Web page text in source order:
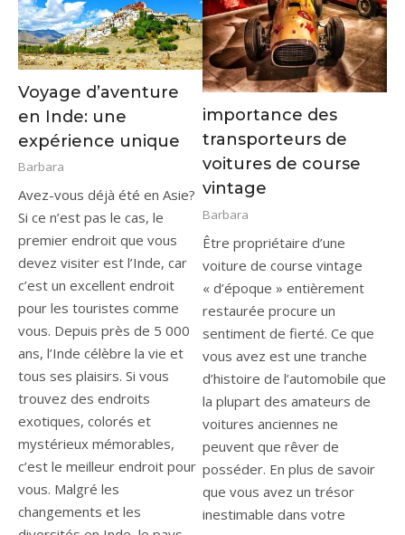
Voyage d’aventure
en Inde: une
expérience unique
Barbara
Avez-vous déjà été en Asie?
Si ce n’est pas le cas, le
premier endroit que vous
devez visiter est l’Inde, car
c’est un excellent endroit
pour les touristes comme
vous. Depuis près de 5 000
ans, l’Inde célèbre la vie et
tous ses plaisirs. Si vous
trouvez des endroits
exotiques, colorés et
mystérieux mémorables,
c’est le meilleur endroit pour
vous. Malgré les
changements et les
importance des
transporteurs de
voitures de course
vintage
Barbara
Être propriétaire d’une
voiture de course vintage
« d’époque » entièrement
restaurée procure un
sentiment de fierté. Ce que
vous avez est une tranche
d’histoire de l’automobile que
la plupart des amateurs de
voitures anciennes ne
peuvent que rêver de
posséder. En plus de savoir
que vous avez un trésor
inestimable dans votre